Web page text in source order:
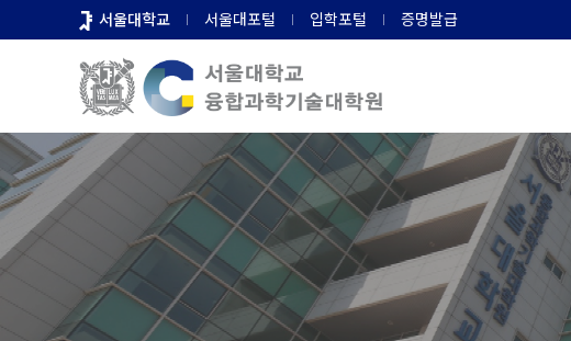
로
뉴
서울대학교 서울대포털 입학포털 증명발급